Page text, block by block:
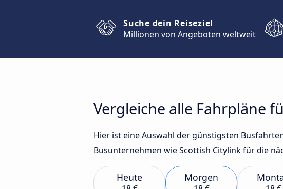
Suche dein Reiseziel
Millionen von Angeboten weltweit
Vergleiche alle Fahrpläne
Hier ist eine Auswahl der günstigsten
Busunternehmen wie Scottish Citylink für die
Heute Morgen